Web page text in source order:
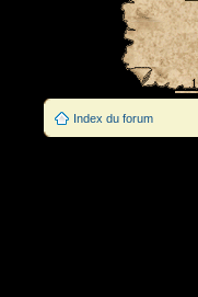
Index du forum